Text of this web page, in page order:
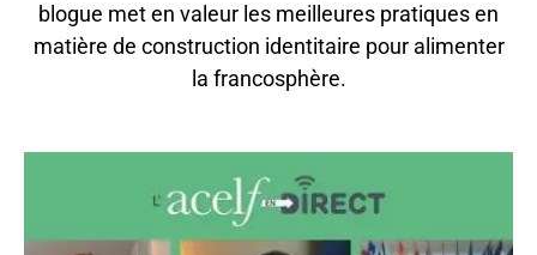
blogue met en valeur les meilleures pratiques en
matière de construction identitaire pour alimenter
la francosphère.